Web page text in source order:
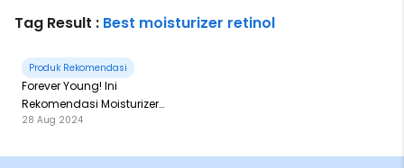
Tag Result : Best moisturizer retinol
Produk Rekomendasi
Forever Young! Ini
Rekomendasi Moisturizer
dengan Retinol untuk Basmi
28 Aug 2024